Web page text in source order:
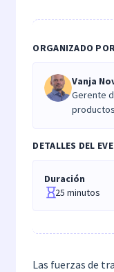
ORGANIZADO
Vanja
Gerente
productos
DETALLES DEL
Duración
25 minutos
Las fuerzas de